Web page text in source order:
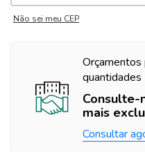
Não sei meu CEP
Orçamentos
quantidades
Consulte-
mais
Consultar